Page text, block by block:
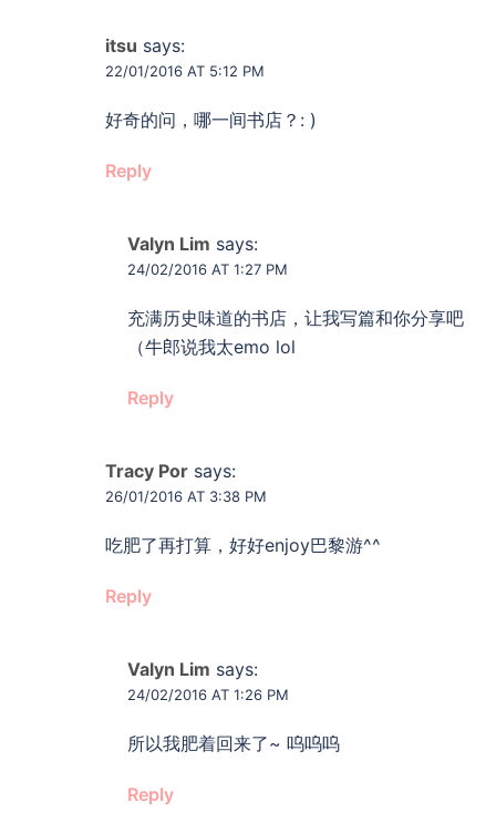
itsu says:
22/01/2016 AT 5:12 PM
好奇的问，哪一间书店？: )
Reply
Valyn Lim says:
24/02/2016 AT 1:27 PM
充满历史味道的书店，让我写篇和你分享吧
（牛郎说我太emo lol
Reply
Tracy Por says:
26/01/2016 AT 3:38 PM
吃肥了再打算，好好enjoy巴黎游^^
Reply
Valyn Lim says:
24/02/2016 AT 1:26 PM
所以我肥着回来了~ 呜呜呜
Reply